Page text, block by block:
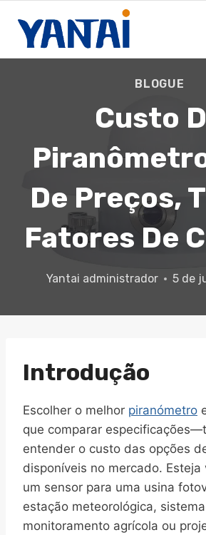
para
BLOGUE
Custo
De Preços,
Fatores De
Yantai administrador 5 de
Introdução
Escolher o melhor piranómetro
que comparar
entender o custo das opções
disponíveis no mercado.
um sensor para uma usina
estação meteorológica,
monitoramento agrícola ou